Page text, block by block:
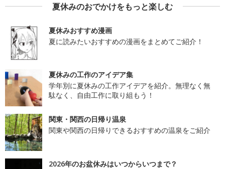
夏休みのおでかけをもっと楽しむ
夏休みおすすめ漫画
夏に読みたいおすすめの漫画をまとめてご紹介！
夏休みの工作のアイデア集
学年別に夏休みの工作アイデアを紹介。無理なく無
駄なく、自由工作に取り組もう！
関東・関西の日帰り温泉
関東や関西の日帰りできるおすすめの温泉をご紹介
2026年のお盆休みはいつからいつまで？